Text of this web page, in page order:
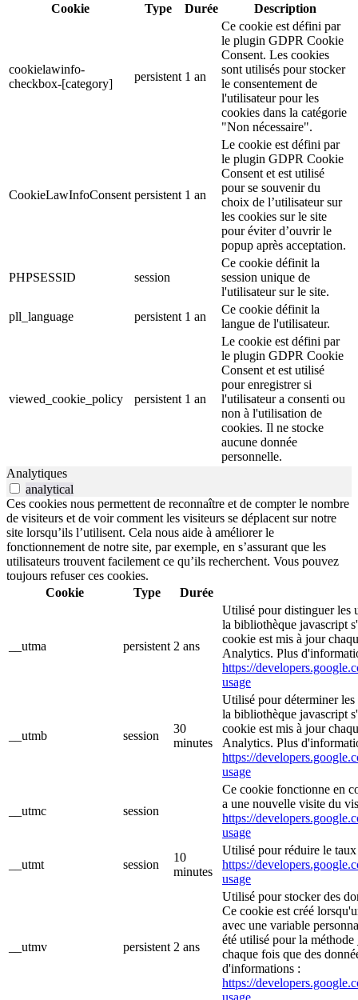
Cookie
Type Durée Description
cookielawinfo-
checkbox-[category]
persistent 1 an
Ce cookie est défini par
le plugin GDPR Cookie
Consent. Les cookies
sont utilisés pour stocker
le consentement de
l'utilisateur pour les
cookies dans la catégorie
"Non nécessaire".
CookieLawInfoConsent persistent 1 an
Le cookie est défini par
le plugin GDPR Cookie
Consent et est utilisé
pour se souvenir du
choix de l’utilisateur sur
les cookies sur le site
pour éviter d’ouvrir le
popup après acceptation.
PHPSESSID session
Ce cookie définit la
session unique de
l'utilisateur sur le site.
pll_language
persistent 1 an
Ce cookie définit la
langue de l'utilisateur.
viewed_cookie_policy persistent 1 an
Le cookie est défini par
le plugin GDPR Cookie
Consent et est utilisé
pour enregistrer si
l'utilisateur a consenti ou
non à l'utilisation de
cookies. Il ne stocke
aucune donnée
personnelle.
Analytiques
analytical
Ces cookies nous permettent de reconnaître et de compter le nombre
de visiteurs et de voir comment les visiteurs se déplacent sur notre
site lorsqu’ils l’utilisent. Cela nous aide à améliorer le
fonctionnement de notre site, par exemple, en s’assurant que les
utilisateurs trouvent facilement ce qu’ils recherchent. Vous pouvez
toujours refuser ces cookies.
Cookie
Type Durée
__utma persistent 2 ans
Utilisé pour distinguer les
la bibliothèque javascript
cookie est mis à jour
Analytics. Plus
https://
usage
__utmb session
30
minutes
Utilisé pour déterminer les
la bibliothèque javascript
cookie est mis à jour
Analytics. Plus
https://
usage
__utmc session
Ce cookie fonctionne en
a une nouvelle visite du
https://
usage
__utmt session
10
minutes
Utilisé pour réduire le
https://
usage
__utmv persistent 2 ans
Utilisé pour stocker des
Ce cookie est créé
avec une variable
été utilisé pour la
chaque fois que des
d'informations :
https://